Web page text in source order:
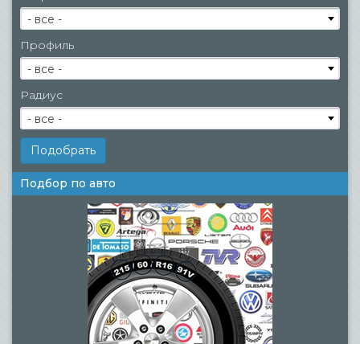
- все -
Профиль
- все -
Радиус
- все -
Подбор по авто